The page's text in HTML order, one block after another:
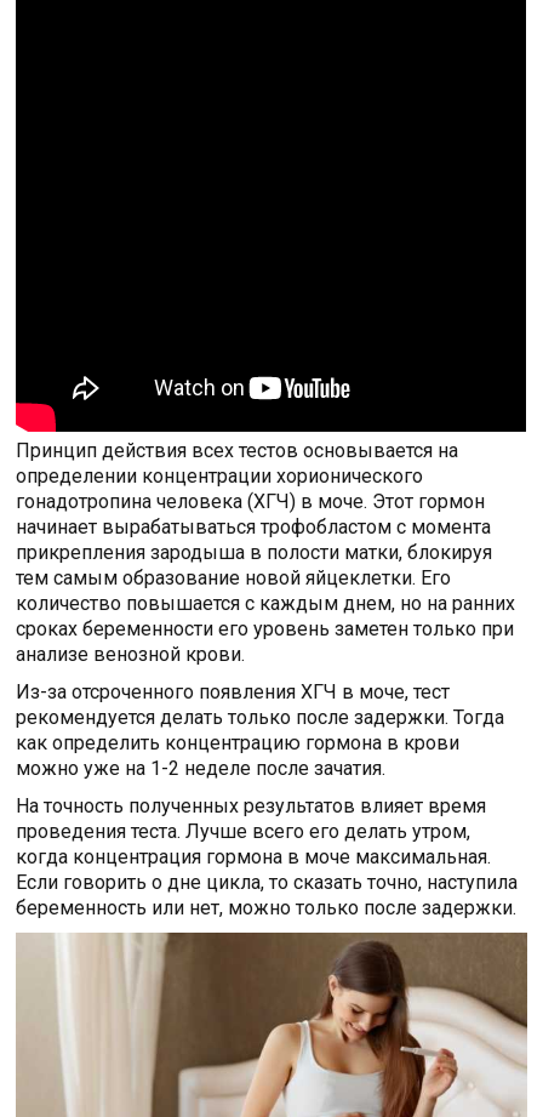
Принцип действия всех тестов основывается на
определении концентрации хорионического
гонадотропина человека (ХГЧ) в моче. Этот гормон
начинает вырабатываться трофобластом с момента
прикрепления зародыша в полости матки, блокируя
тем самым образование новой яйцеклетки. Его
количество повышается с каждым днем, но на ранних
сроках беременности его уровень заметен только при
анализе венозной крови.
Из-за отсроченного появления ХГЧ в моче, тест
рекомендуется делать только после задержки. Тогда
как определить концентрацию гормона в крови
можно уже на 1-2 неделе после зачатия.
На точность полученных результатов влияет время
проведения теста. Лучше всего его делать утром,
когда концентрация гормона в моче максимальная.
Если говорить о дне цикла, то сказать точно, наступила
беременность или нет, можно только после задержки.